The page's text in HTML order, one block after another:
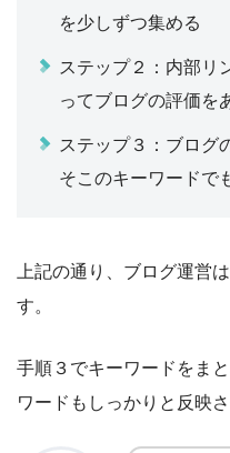
を少しずつ集める
ステップ２：内部リ
ってブログの評価を
ステップ３：ブログ
そこのキーワードで
上記の通り、ブログ運営
す。
手順３でキーワードをま
ワードもしっかりと反映さ